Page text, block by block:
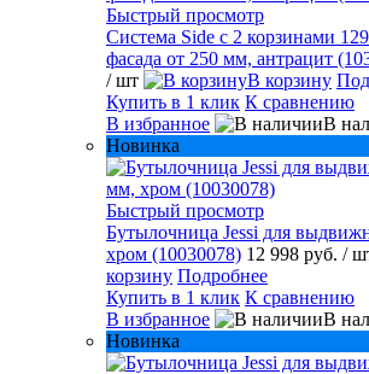
Быстрый просмотр
Система Side c 2 корзинами
фасада от 250 мм, антрацит
/ шт
В корзину
Купить в 1 клик К сравнению
В избранное
В
Новинка
Быстрый просмотр
Бутылочница Jessi для
хром (10030078) 12 998 руб. /
корзину Подробнее
Купить в 1 клик К сравнению
В избранное
В
Новинка